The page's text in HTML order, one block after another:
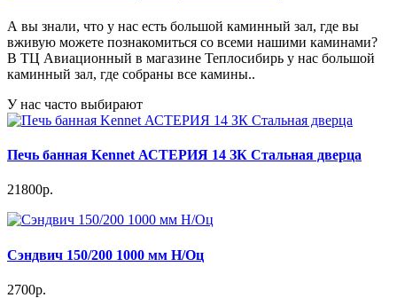
А вы знали, что у нас есть большой каминный зал, где вы
вживую можете познакомиться со всеми нашими каминами?
В ТЦ Авиационный в магазине Теплосибирь у нас большой
каминный зал, где собраны все камины..
У нас часто выбирают
Печь банная Kennet АСТЕРИЯ 14 ЗК Стальная дверца
21800р.
Сэндвич 150/200 1000 мм Н/Оц
2700р.